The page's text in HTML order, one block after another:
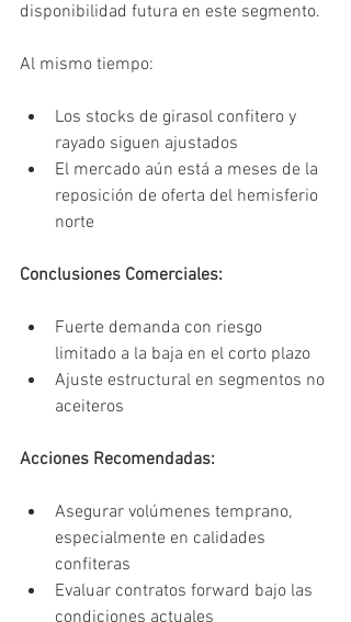
disponibilidad futura en este segmento.
Al mismo tiempo:
Los stocks de girasol confitero y
rayado siguen ajustados
El mercado aún está a meses de la
reposición de oferta del hemisferio
norte
Conclusiones Comerciales:
Fuerte demanda con riesgo
limitado a la baja en el corto plazo
Ajuste estructural en segmentos no
aceiteros
Acciones Recomendadas:
Asegurar volúmenes temprano,
especialmente en calidades
confiteras
Evaluar contratos forward bajo las
condiciones actuales